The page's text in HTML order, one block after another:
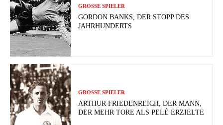
GROSSE SPIELER
GORDON BANKS, DER STOPP DES
JAHRHUNDERTS
GROSSE SPIELER
ARTHUR FRIEDENREICH, DER MANN,
DER MEHR TORE ALS PELÉ ERZIELTE